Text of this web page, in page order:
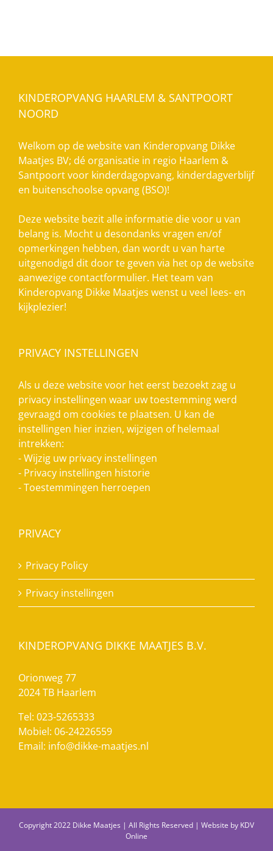
KINDEROPVANG HAARLEM & SANTPOORT
NOORD
Welkom op de website van Kinderopvang Dikke
Maatjes BV; dé organisatie in regio Haarlem &
Santpoort voor kinderdagopvang, kinderdagverblijf
en buitenschoolse opvang (BSO)!
Deze website bezit alle informatie die voor u van
belang is. Mocht u desondanks vragen en/of
opmerkingen hebben, dan wordt u van harte
uitgenodigd dit door te geven via het op de website
aanwezige contactformulier. Het team van
Kinderopvang Dikke Maatjes wenst u veel lees- en
kijkplezier!
PRIVACY INSTELLINGEN
Als u deze website voor het eerst bezoekt zag u
privacy instellingen waar uw toestemming werd
gevraagd om cookies te plaatsen. U kan de
instellingen hier inzien, wijzigen of helemaal
intrekken:
-Wijzig uw privacy instellingen
- Privacy instellingen historie
-Toestemmingen herroepen
PRIVACY
Privacy Policy
Privacy instellingen
KINDEROPVANG DIKKE MAATJES B.V.
Orionweg 77
2024 TB Haarlem
Tel: 023-5265333
Mobiel: 06-24226559
Email: info@dikke-maatjes.nl
Copyright 2022 Dikke Maatjes | All Rights Reserved | Website by KDV
Online